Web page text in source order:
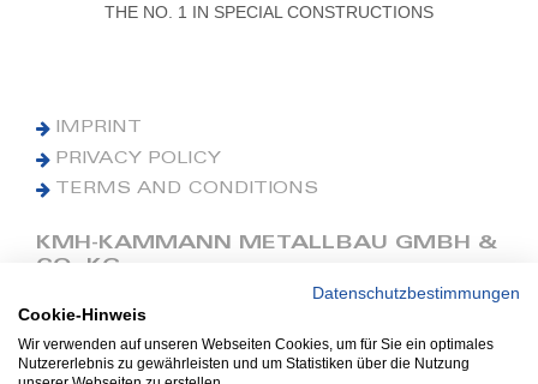
THE NO. 1 IN SPECIAL CONSTRUCTIONS
IMPRINT
PRIVACY POLICY
TERMS AND CONDITIONS
KMH-KAMMANN METALLBAU GMBH &
CO. KG
Phone: +49 (0) 42 41 9390 0
Fax: +49 (0) 42 41 9390 90
E-Mail: office@kmh.net
Datenschutzbestimmungen
Cookie-Hinweis
Wir verwenden auf unseren Webseiten Cookies, um für Sie ein optimales
Nutzererlebnis zu gewährleisten und um Statistiken über die Nutzung